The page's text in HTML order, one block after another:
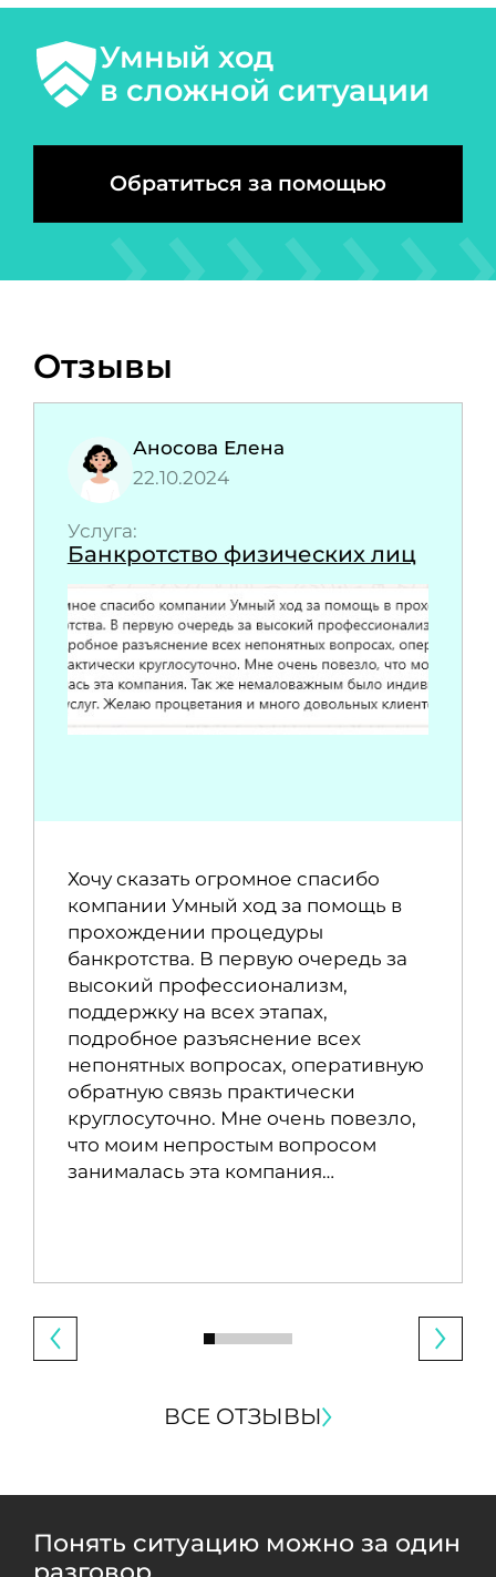
Умный ход
в сложной ситуации
Обратиться за помощью
Отзывы
Аносова Елена
22.10.2024
Услуга:
Банкротство физических лиц
Хочу сказать огромное спасибо
компании Умный ход за помощь в
прохождении процедуры
банкротства. В первую очередь за
высокий профессионализм,
поддержку на всех этапах,
подробное разъяснение всех
непонятных вопросах, оперативную
обратную связь практически
круглосуточно. Мне очень повезло,
что моим непростым вопросом
занималась эта компания…
ВСЕ ОТЗЫВЫ
Понять ситуацию можно за один